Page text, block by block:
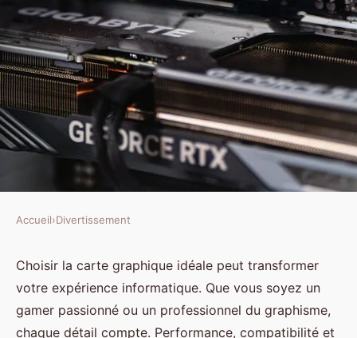
Comment choisir la meilleure
carte graphique pour vos
besoins ?
Accueil›Divertissement
Choisir la carte graphique idéale peut transformer
votre expérience informatique. Que vous soyez un
gamer passionné ou un professionnel du graphisme,
chaque détail compte. Performance, compatibilité et